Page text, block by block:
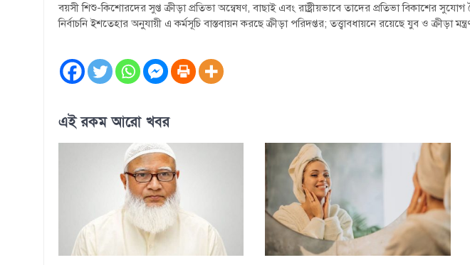
বয়সী শিশু-কিশোরদের সুপ্ত ক্রীড়া প্রতিভা অন্বেষণ, বাছাই এবং রাষ্ট্রীয়ভাবে তাদের প্রতিভা বিকাশের
নির্বাচনি ইশতেহার অনুযায়ী এ কর্মসূচি বাস্তবায়ন করছে ক্রীড়া পরিদপ্তর; তত্ত্বাবধায়নে রয়েছে যুব ও ক্রীড়া
এই রকম আরো খবর